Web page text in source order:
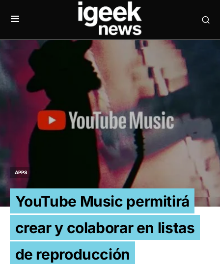
APPS
YouTube Music permitirá
crear y colaborar en listas
de reproducción